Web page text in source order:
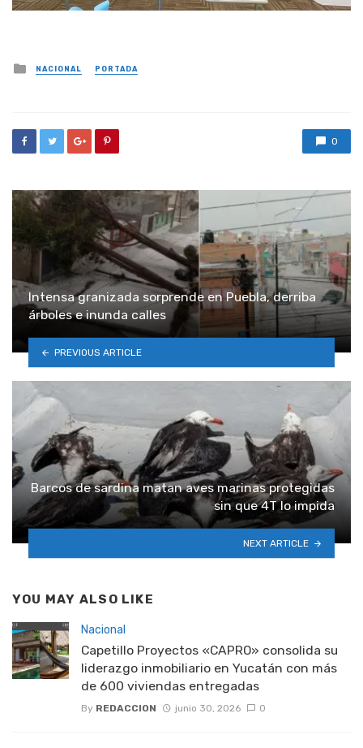
Posted
in
NACIONAL PORTADA
0
Intensa granizada sorprende en Puebla, derriba
árboles e inunda calles
PREVIOUS ARTICLE
Barcos de sardina matan aves marinas protegidas
sin que 4T lo impida
NEXT ARTICLE
YOU MAY ALSO LIKE
Nacional
Capetillo Proyectos «CAPRO» consolida su
liderazgo inmobiliario en Yucatán con más
de 600 viviendas entregadas
By REDACCION junio 30, 2026 0